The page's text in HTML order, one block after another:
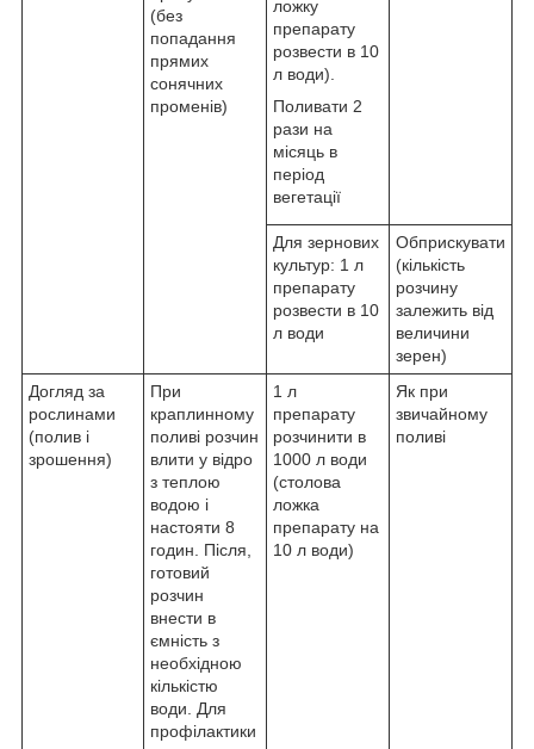
(без
попадання
прямих
сонячних
променів)
ложку
препарату
розвести в 10
л води).
Поливати 2
рази на
місяць в
період
вегетації
Для зернових
культур: 1 л
препарату
розвести в 10
л води
Обприскувати
(кількість
розчину
залежить від
величини
зерен)
Догляд за
рослинами
(полив і
зрошення)
При
краплинному
поливі розчин
влити у відро
з теплою
водою і
настояти 8
годин. Після,
готовий
розчин
внести в
ємність з
необхідною
кількістю
води. Для
профілактики
1 л
препарату
розчинити в
1000 л води
(столова
ложка
препарату на
10 л води)
Як при
звичайному
поливі